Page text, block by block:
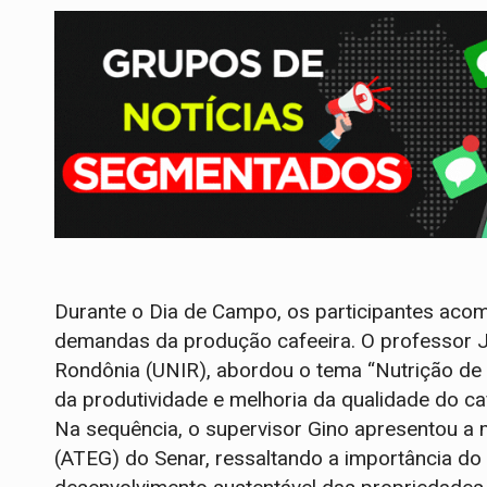
Durante o Dia de Campo, os participantes
demandas da produção cafeeira. O professor
Rondônia (UNIR), abordou o tema “Nutrição
da produtividade e melhoria da qualidade do
Na sequência, o supervisor Gino apresentou
(ATEG) do Senar, ressaltando a importância